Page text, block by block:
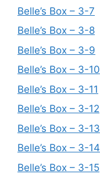
Belle’s Box – 3-7
Belle’s Box – 3-8
Belle’s Box – 3-9
Belle’s Box – 3-10
Belle’s Box – 3-11
Belle’s Box – 3-12
Belle’s Box – 3-13
Belle’s Box – 3-14
Belle’s Box – 3-15